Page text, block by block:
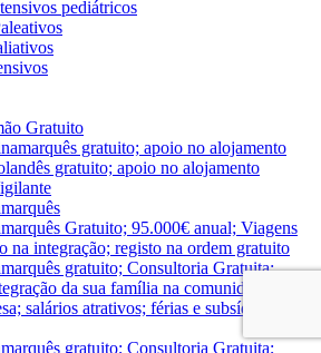
pediátricos
Gratuito
gratuito; apoio no alojamento
gratuito; apoio no alojamento
Gratuito; 95.000€ anual; Viagens
na integração; registo na ordem gratuito
gratuito; Consultoria Gratuita;
da sua família na comunidade
salários atrativos; férias e subsído de
gratuito; Consultoria Gratuita;